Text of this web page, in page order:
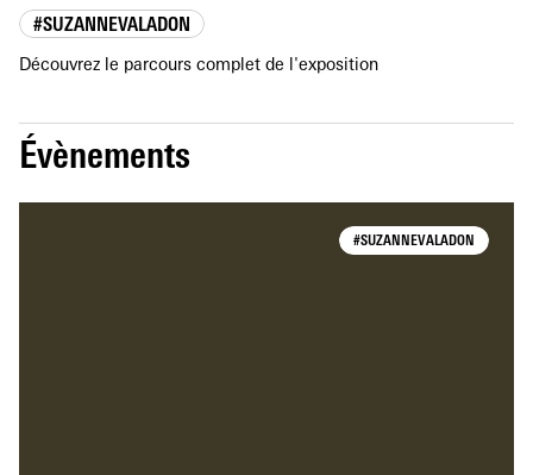
#SUZANNEVALADON
Découvrez le parcours complet de l'exposition
Évènements
#SUZANNEVALADON